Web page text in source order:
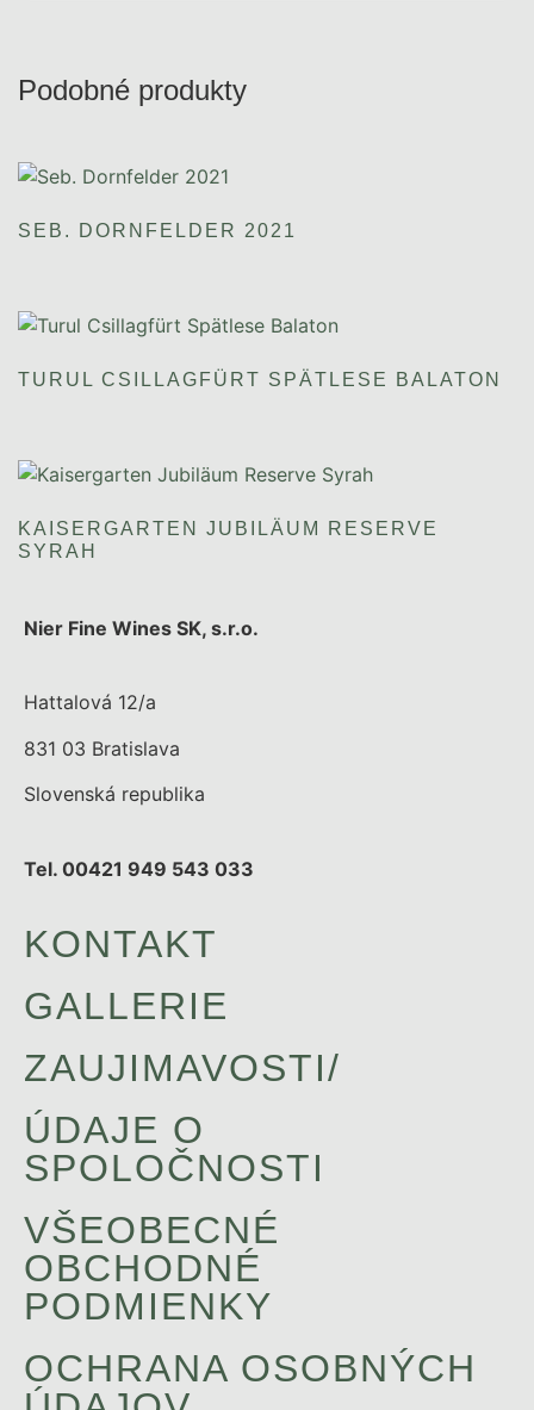
Podobné produkty
SEB. DORNFELDER 2021
TURUL CSILLAGFÜRT SPÄTLESE BALATON
KAISERGARTEN JUBILÄUM RESERVE
SYRAH
Nier Fine Wines SK, s.r.o.
Hattalová 12/a
831 03 Bratislava
Slovenská republika
Tel. 00421 949 543 033
KONTAKT
GALLERIE
ZAUJIMAVOSTI/
ÚDAJE O
SPOLOČNOSTI
VŠEOBECNÉ
OBCHODNÉ
PODMIENKY
OCHRANA OSOBNÝCH